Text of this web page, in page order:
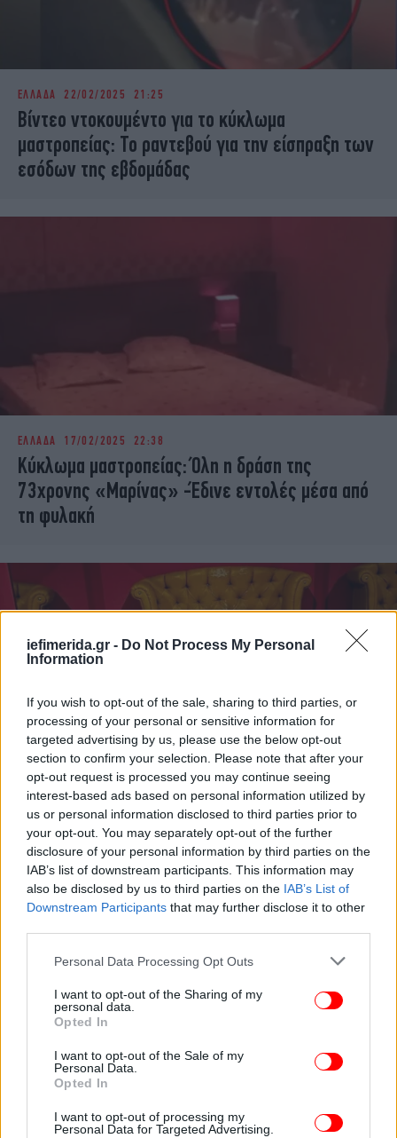
iefimerida.gr - Do Not Process My Personal
Information
If you wish to opt-out of the sale, sharing to third parties, or
processing of your personal or sensitive information for
targeted advertising by us, please use the below opt-out
section to confirm your selection. Please note that after your
opt-out request is processed you may continue seeing
interest-based ads based on personal information utilized by
us or personal information disclosed to third parties prior to
your opt-out. You may separately opt-out of the further
disclosure of your personal information by third parties on the
IAB’s list of downstream participants. This information may
also be disclosed by us to third parties on the IAB’s List of
Downstream Participants that may further disclose it to other
Please note that this website/app uses one or more Google
not limited to your visit or usage behaviour. You may click to
grant or deny consent to Google and its third-party tags to
use your data for below specified purposes in below Google
consent section.
Personal Data Processing Opt Outs
I want to opt-out of the Sharing of my
personal data.
Opted In
I want to opt-out of the Sale of my
Personal Data.
Opted In
I want to opt-out of processing my
Personal Data for Targeted Advertising.
ΕΛΛΑΔΑ 22/02/2025 21:25
Βίντεο ντοκουμέντο για το κύκλωμα
μαστροπείας: Το ραντεβού για την είσπραξη των
εσόδων της εβδομάδας
ΕΛΛΑΔΑ 17/02/2025 22:38
Κύκλωμα μαστροπείας: Όλη η δράση της
73χρονης «Μαρίνας» -Έδινε εντολές μέσα από
τη φυλακή
ΕΛΛΑΔΑ 17/02/2025 16:56
Κύκλωμα μαστροπείας: Ο ρόλος της 73χρονης
«Μαρίνας» που κινούσε τα νήματα και της κόρης
της -Πώς δρούσαν
ΕΛΛΑΔΑ 17/02/2025 10:23